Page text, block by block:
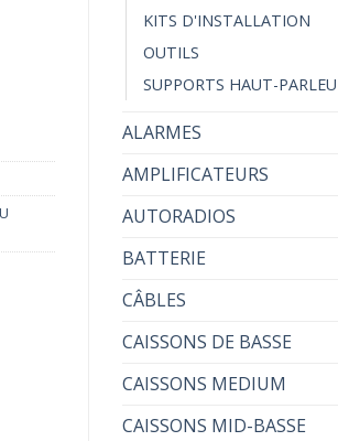
KITS D'INSTALLATION
OUTILS
SUPPORTS HAUT-
ALARMES
AMPLIFICATEURS
AUTORADIOS
BATTERIE
CÂBLES
CAISSONS DE BASSE
CAISSONS MEDIUM
CAISSONS MID-BASSE